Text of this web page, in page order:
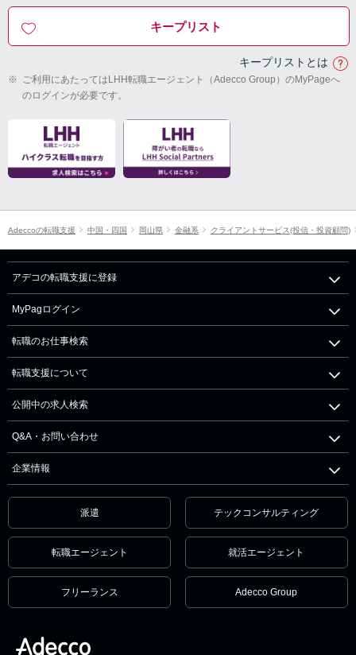
キープリスト
キープリストとは
※ ご利用にあたってはLHH転職エージェント（Adecco Group）のMyPageへ
のログインが必要です。
Adeccoの転職支援 中国・四国 岡山県 金融系 クライアントサービス(投信・投資顧問)
アデコの転職支援に登録
MyPagログイン
転職のお仕事検索
転職支援について
公開中の求人検索
Q&A・お問い合わせ
企業情報
派遣 テックコンサルティング
転職エージェント 就活エージェント
フリーランス Adecco Group